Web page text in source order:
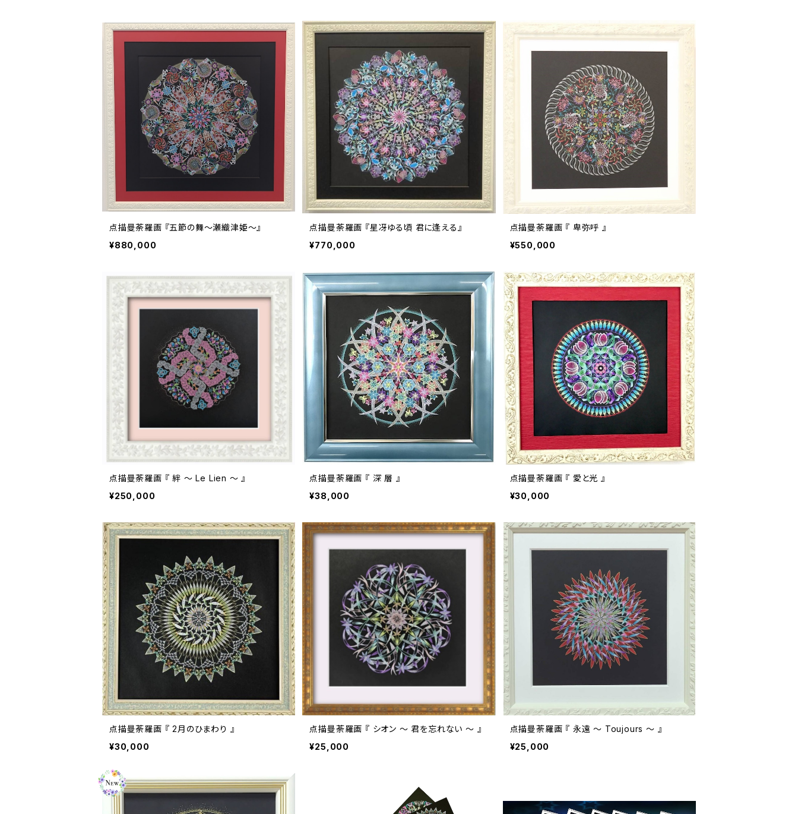
点描曼荼羅画 『五節の舞～瀬織津姫～』
¥880,000
点描曼荼羅画 『星冴ゆる頃 君に逢える』
¥770,000
点描曼荼羅画 『 卑弥呼 』
¥550,000
点描曼荼羅画 『 絆 ～ Le Lien ～ 』
¥250,000
点描曼荼羅画 『 深 層 』
¥38,000
点描曼荼羅画 『 愛と光 』
¥30,000
点描曼荼羅画 『 2月のひまわり 』
¥30,000
点描曼荼羅画 『 シオン ～ 君を忘れない ～ 』
¥25,000
点描曼荼羅画 『 永遠 ～ Toujours ～ 』
¥25,000